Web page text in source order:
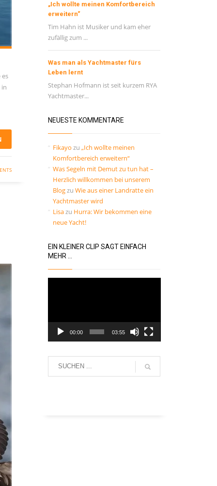
es
„Ich wollte meinen Komfortbereich
erweitern“
Tim Hahn ist Musiker und kam eher
zufällig zum ...
Was man als Yachtmaster fürs
Leben lernt
Stephan Hofmann ist seit kurzem RYA
Yachtmaster...
NEUESTE KOMMENTARE
Fikayo zu „Ich wollte meinen
Komfortbereich erweitern“
Was Segeln mit Demut zu tun hat –
Herzlich willkommen bei unserem
Blogzu Wie aus einer Landratte ein
Yachtmaster wird
Lisazu Hurra: Wir bekommen eine
neue Yacht!
EIN KLEINER CLIP SAGT EINFACH
MEHR …
00:00 03:55